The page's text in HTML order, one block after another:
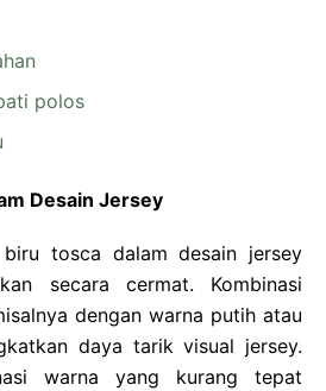
polos
Desain Jersey
biru tosca dalam desain jersey
secara cermat. Kombinasi
dengan warna putih atau
daya tarik visual jersey.
warna yang kurang tepat